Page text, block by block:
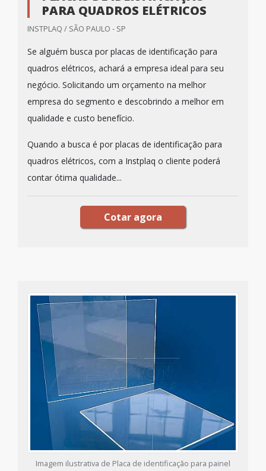
PARA QUADROS ELÉTRICOS
INSTPLAQ / SÃO PAULO - SP
Se alguém busca por placas de identificação para
quadros elétricos, achará a empresa ideal para seu
negócio. Solicitando um orçamento na melhor
empresa do segmento e descobrindo a melhor em
qualidade e custo benefício.
Quando a busca é por placas de identificação para
quadros elétricos, com a Instplaq o cliente poderá
contar ótima qualidade...
Cotar agora
Imagem ilustrativa de Placa de identificação para painel